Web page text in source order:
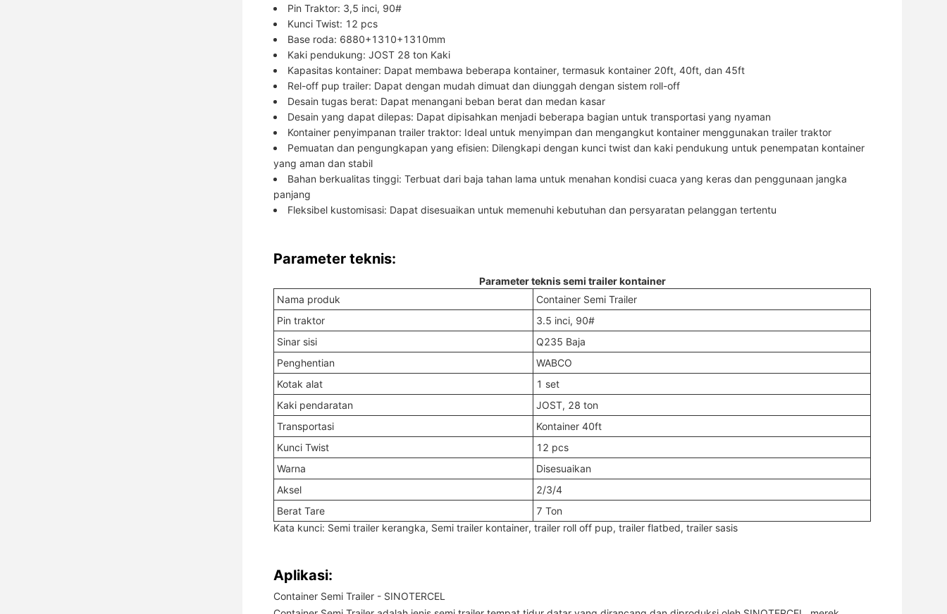
Pin Traktor: 3,5 inci, 90#
Kunci Twist: 12 pcs
Base roda: 6880+1310+1310mm
Kaki pendukung: JOST 28 ton Kaki
Kapasitas kontainer: Dapat membawa beberapa kontainer, termasuk kontainer 20ft, 40ft, dan 45ft
Rel-off pup trailer: Dapat dengan mudah dimuat dan diunggah dengan sistem roll-off
Desain tugas berat: Dapat menangani beban berat dan medan kasar
Desain yang dapat dilepas: Dapat dipisahkan menjadi beberapa bagian untuk transportasi yang nyaman
Kontainer penyimpanan trailer traktor: Ideal untuk menyimpan dan mengangkut kontainer menggunakan trailer traktor
Pemuatan dan pengungkapan yang efisien: Dilengkapi dengan kunci twist dan kaki pendukung untuk penempatan kontainer
yang aman dan stabil
Bahan berkualitas tinggi: Terbuat dari baja tahan lama untuk menahan kondisi cuaca yang keras dan penggunaan jangka
panjang
Fleksibel kustomisasi: Dapat disesuaikan untuk memenuhi kebutuhan dan persyaratan pelanggan tertentu
Parameter teknis:
Parameter teknis semi trailer kontainer
Nama produk
Container Semi Trailer
Pin traktor
3.5 inci, 90#
Sinar sisi
Q235 Baja
Penghentian
WABCO
Kotak alat
1 set
Kaki pendaratan
JOST, 28 ton
Transportasi
Kontainer 40ft
Kunci Twist
12 pcs
Warna
Disesuaikan
Aksel
2/3/4
Berat Tare
7 Ton
Kata kunci: Semi trailer kerangka, Semi trailer kontainer, trailer roll off pup, trailer flatbed, trailer sasis
Aplikasi:
Container Semi Trailer - SINOTERCEL